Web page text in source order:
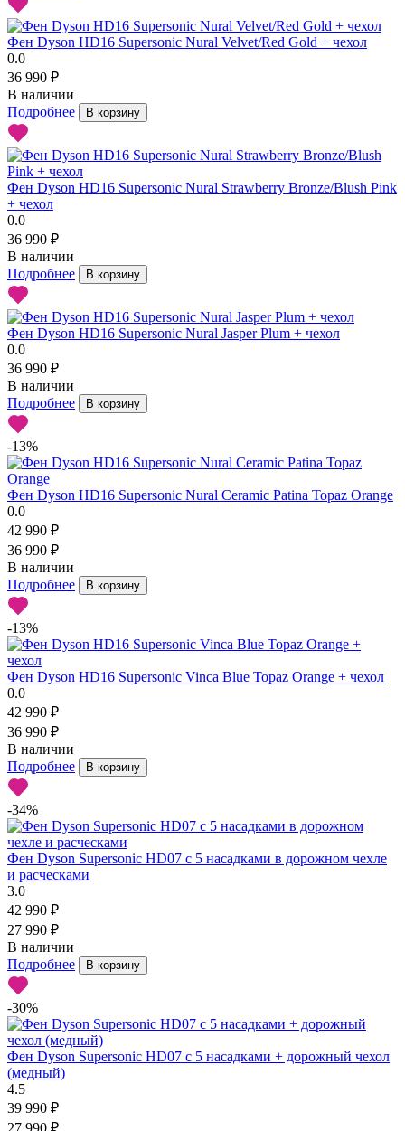
Фен Dyson HD16 Supersonic Nural Velvet/Red Gold + чехол
0.0
36 990 ₽
В наличии
Подробнее
В корзину
Фен Dyson HD16 Supersonic Nural Strawberry Bronze/Blush Pink
+ чехол
0.0
36 990 ₽
В наличии
Подробнее
В корзину
Фен Dyson HD16 Supersonic Nural Jasper Plum + чехол
0.0
36 990 ₽
В наличии
Подробнее
В корзину
-13%
Фен Dyson HD16 Supersonic Nural Ceramic Patina Topaz Orange
0.0
42 990 ₽
36 990 ₽
В наличии
Подробнее
В корзину
-13%
Фен Dyson HD16 Supersonic Vinca Blue Topaz Orange + чехол
0.0
42 990 ₽
36 990 ₽
В наличии
Подробнее
В корзину
-34%
Фен Dyson Supersonic HD07 с 5 насадками в дорожном чехле
и расческами
3.0
42 990 ₽
27 990 ₽
В наличии
Подробнее
В корзину
-30%
Фен Dyson Supersonic HD07 с 5 насадками + дорожный чехол
(медный)
4.5
39 990 ₽
27 990 ₽